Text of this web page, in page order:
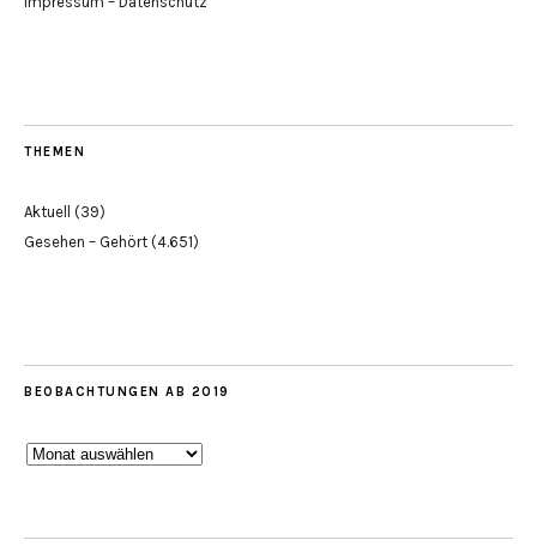
THEMEN
Aktuell (39)
Gesehen – Gehört (4.651)
BEOBACHTUNGEN AB 2019
Beobachtungen